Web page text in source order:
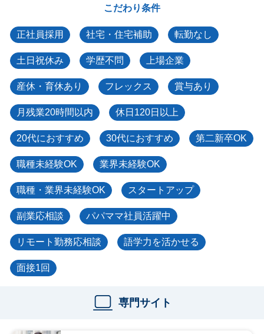
こだわり条件
正社員採用 社宅・住宅補助 転勤なし
土日祝休み 学歴不問 上場企業
産休・育休あり フレックス 賞与あり
月残業20時間以内 休日120日以上
20代におすすめ 30代におすすめ 第二新卒OK
職種未経験OK 業界未経験OK
職種・業界未経験OK スタートアップ
副業応相談 パパママ社員活躍中
リモート勤務応相談 語学力を活かせる
面接1回
専門サイト